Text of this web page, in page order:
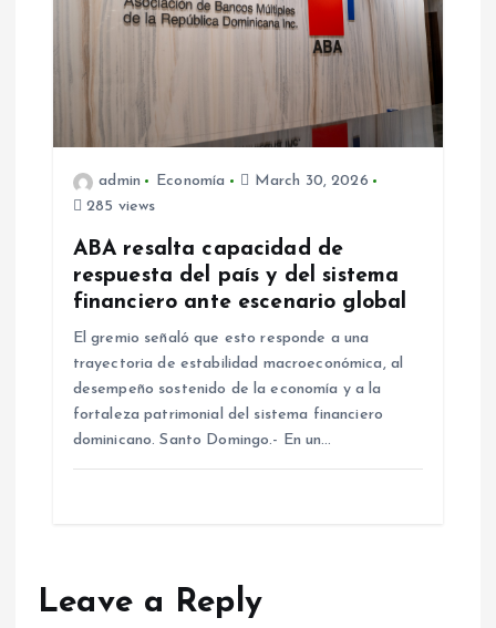
admin Economía
March 30, 2026
285 views
ABA resalta capacidad de
respuesta del país y del sistema
financiero ante escenario global
El gremio señaló que esto responde a una
trayectoria de estabilidad macroeconómica, al
desempeño sostenido de la economía y a la
fortaleza patrimonial del sistema financiero
dominicano. Santo Domingo.- En un…
Leave a Reply